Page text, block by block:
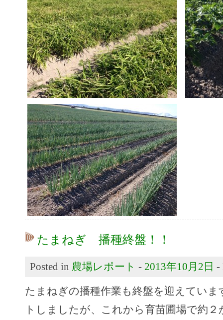
たまねぎ 播種終盤！！
Posted in 農場レポート - 2013年10月2日 -
たまねぎの播種作業も終盤を迎えていま
トしましたが、これから育苗圃場で約